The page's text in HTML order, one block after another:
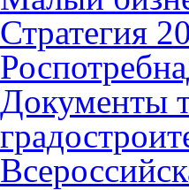
Стратегия
Документы